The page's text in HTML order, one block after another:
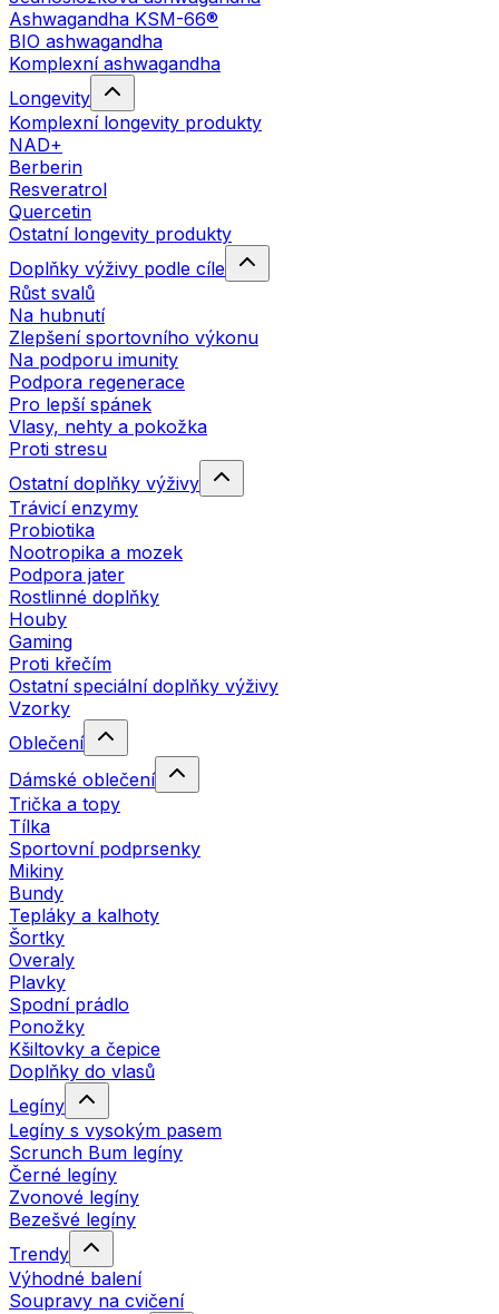
Ashwagandha KSM-66®
BIO ashwagandha
Komplexní ashwagandha
Longevity
Komplexní longevity produkty
NAD+
Berberin
Resveratrol
Quercetin
Ostatní longevity produkty
Doplňky výživy podle cíle
Růst svalů
Na hubnutí
Zlepšení sportovního výkonu
Na podporu imunity
Podpora regenerace
Pro lepší spánek
Vlasy, nehty a pokožka
Proti stresu
Ostatní doplňky výživy
Trávicí enzymy
Probiotika
Nootropika a mozek
Podpora jater
Rostlinné doplňky
Houby
Gaming
Proti křečím
Ostatní speciální doplňky výživy
Vzorky
Oblečení
Dámské oblečení
Trička a topy
Tílka
Sportovní podprsenky
Mikiny
Bundy
Tepláky a kalhoty
Šortky
Overaly
Plavky
Spodní prádlo
Ponožky
Kšiltovky a čepice
Doplňky do vlasů
Legíny
Legíny s vysokým pasem
Scrunch Bum legíny
Černé legíny
Zvonové legíny
Bezešvé legíny
Trendy
Výhodné balení
Soupravy na cvičení